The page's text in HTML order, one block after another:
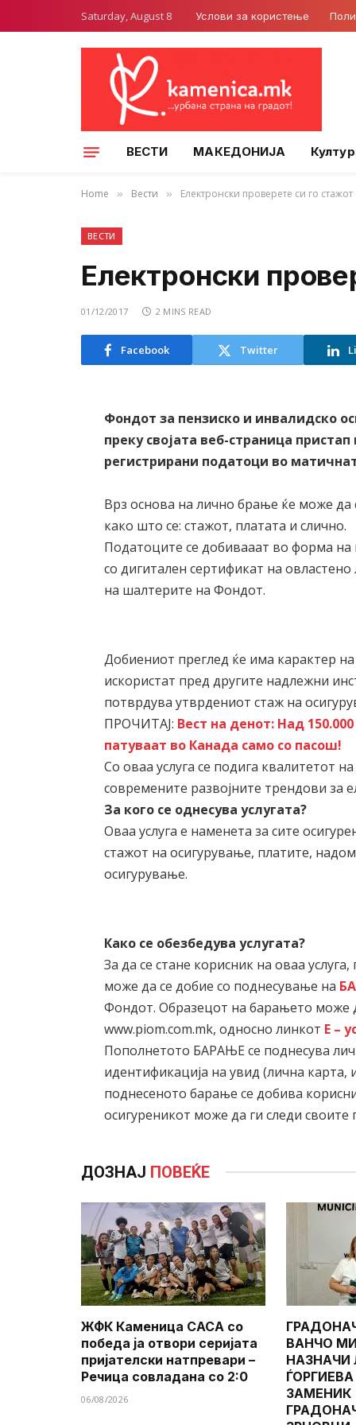
Saturday, August 8 Услови за користење
ВЕСТИ МАКЕДОНИЈА
Home » Вести » Електронски проверете си го стажот
ВЕСТИ
Електронски
01/12/2017 2 MINS READ
Facebook Twitter
Фондот за пензиско и инвалидско
преку својата веб-страница
регистрирани податоци во
Врз основа на лично брање ќе може
како што се: стажот, платата и слично.
Податоците се добивааат во форма
со дигитален сертификат на
на шалтерите на Фондот.
Добиениот преглед ќе има карактер
искористат пред другите надлежни
потврдува утврдениот стаж на
ПРОЧИТАЈ: Вест на денот: Над
патуваат во Канада само со пасош!
Со оваа услуга се подига квалитетот
современите развојните трендови за
За кого се однесува услугата?
Оваа услуга е наменета за сите
стажот на осигурување, платите,
осигурување.
Како се обезбедува услугата?
За да се стане корисник на оваа
може да се добие со поднесување на
Фондот. Образецот на барањето може
www.piom.com.mk, односно линкот Е –
Пополнетото БАРАЊЕ се поднесува
идентификација на увид (лична карта,
поднесеното барање се добива
осигуреникот може да ги следи
ДОЗНАЈ ПОВЕЌЕ
ЖФК Каменица САСА со
победа ја отвори серијата
пријателски натпревари –
Речица совладана со 2:0
06/08/2026
ВАНЧО
НАЗНАЧИ
ЗАМЕНИК